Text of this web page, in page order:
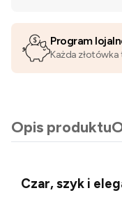
Program
Każda
Opis produktu
Czar, szyk i